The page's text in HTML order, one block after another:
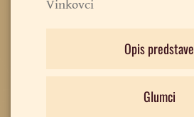
Vinkovci
Opis predstave
Glumci